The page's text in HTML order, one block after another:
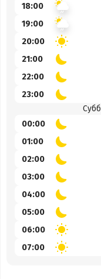
18:00
19:00
20:00
21:00
22:00
23:00
00:00
01:00
02:00
03:00
04:00
05:00
06:00
07:00